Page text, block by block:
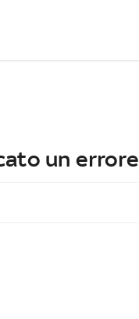
un errore